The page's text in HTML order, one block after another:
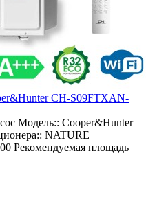
CH-S09FTXAN-
Модель:: Cooper&Hunter
NATURE
Рекомендуемая площадь